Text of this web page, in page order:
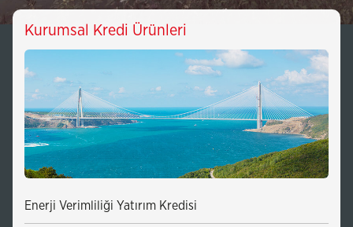
Kurumsal Kredi Ürünleri
Enerji Verimliliği Yatırım Kredisi